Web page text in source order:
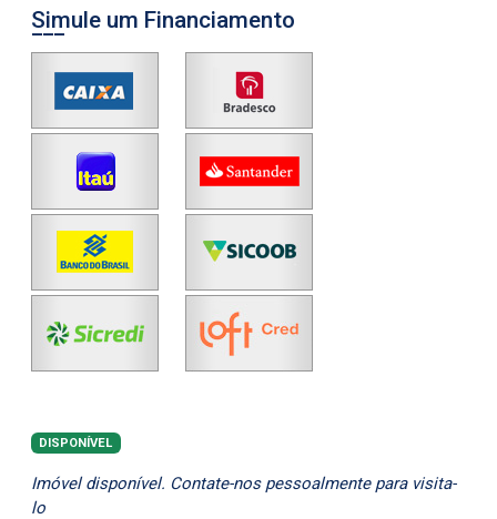
Simule um Financiamento
DISPONÍVEL
Imóvel disponível. Contate-nos pessoalmente para visita-
lo